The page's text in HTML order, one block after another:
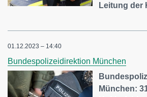
Leitung
01.12.2023 – 14:40
Bundespolizeidirektion München
München: